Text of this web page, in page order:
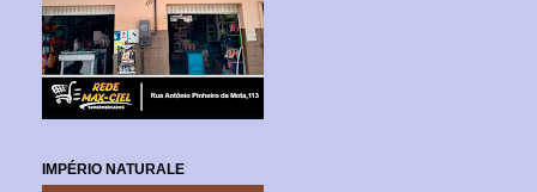
IMPÉRIO NATURALE